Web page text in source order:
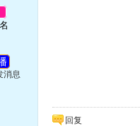
消息
回复